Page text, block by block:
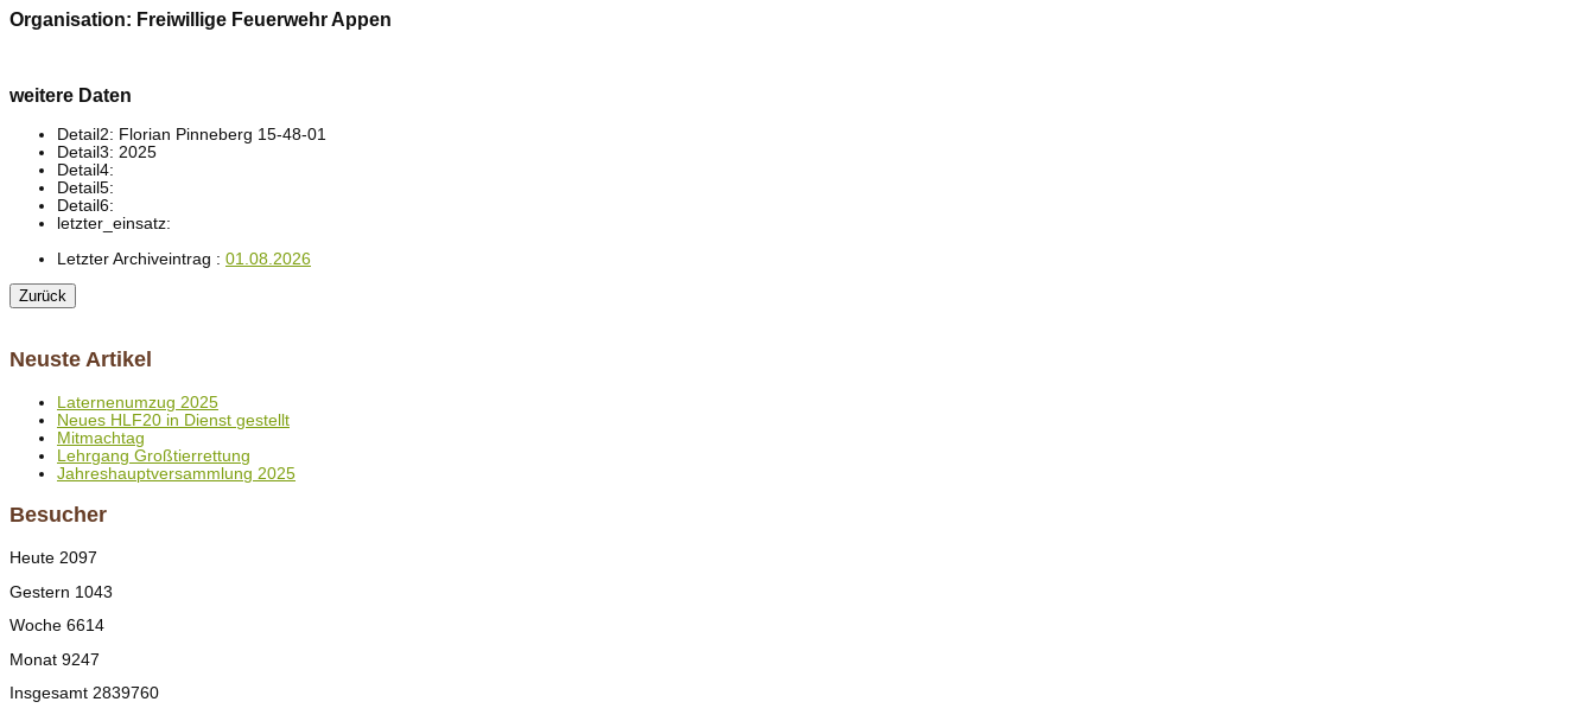
Organisation: Freiwillige Feuerwehr Appen
weitere Daten
Detail2: Florian Pinneberg 15-48-01
Detail3: 2025
Detail4:
Detail5:
Detail6:
letzter_einsatz:
Letzter Archiveintrag : 01.08.2026
Neuste Artikel
Laternenumzug 2025
Neues HLF20 in Dienst gestellt
Mitmachtag
Lehrgang Großtierrettung
Jahreshauptversammlung 2025
Besucher
Heute 2097
Gestern 1043
Woche 6614
Monat 9247
Insgesamt 2839760